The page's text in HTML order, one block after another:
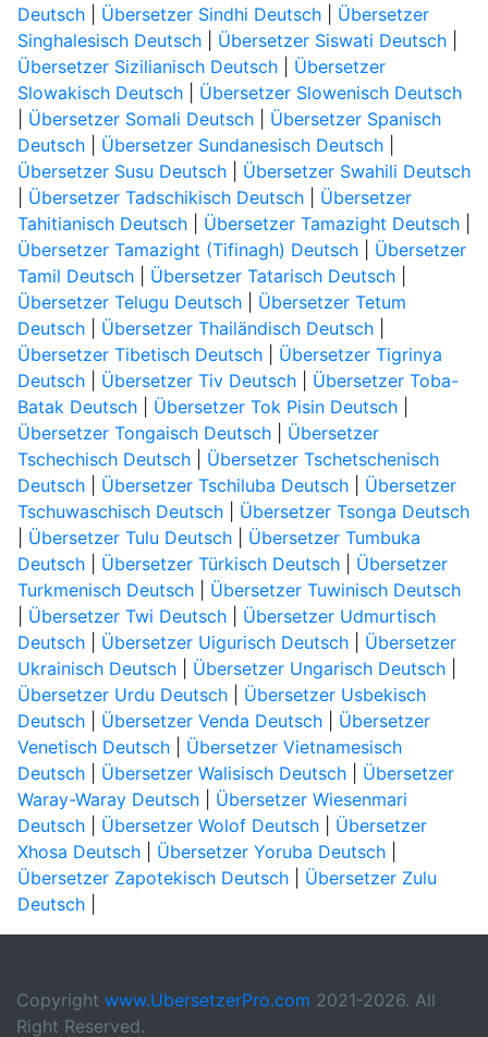
Deutsch| Übersetzer Sindhi Deutsch| Übersetzer
Singhalesisch Deutsch| Übersetzer Siswati Deutsch|
Übersetzer Sizilianisch Deutsch| Übersetzer
Slowakisch Deutsch| Übersetzer Slowenisch Deutsch
Übersetzer Somali Deutsch| Übersetzer Spanisch
Deutsch| Übersetzer Sundanesisch Deutsch|
Übersetzer Susu Deutsch| Übersetzer Swahili Deutsch
Übersetzer Tadschikisch Deutsch| Übersetzer
Tahitianisch Deutsch| Übersetzer Tamazight Deutsch|
Übersetzer Tamazight (Tifinagh) Deutsch| Übersetzer
Tamil Deutsch| Übersetzer Tatarisch Deutsch|
Übersetzer Telugu Deutsch| Übersetzer Tetum
Deutsch| Übersetzer Thailändisch Deutsch|
Übersetzer Tibetisch Deutsch| Übersetzer Tigrinya
Deutsch| Übersetzer Tiv Deutsch| Übersetzer Toba-
Batak Deutsch| Übersetzer Tok Pisin Deutsch|
Übersetzer Tongaisch Deutsch| Übersetzer
Tschechisch Deutsch| Übersetzer Tschetschenisch
Deutsch| Übersetzer Tschiluba Deutsch| Übersetzer
Tschuwaschisch Deutsch| Übersetzer Tsonga Deutsch
Übersetzer Tulu Deutsch| Übersetzer Tumbuka
Deutsch| Übersetzer Türkisch Deutsch| Übersetzer
Turkmenisch Deutsch| Übersetzer Tuwinisch Deutsch
Übersetzer Twi Deutsch| Übersetzer Udmurtisch
Deutsch| Übersetzer Uigurisch Deutsch| Übersetzer
Ukrainisch Deutsch| Übersetzer Ungarisch Deutsch|
Übersetzer Urdu Deutsch| Übersetzer Usbekisch
Deutsch| Übersetzer Venda Deutsch| Übersetzer
Venetisch Deutsch| Übersetzer Vietnamesisch
Deutsch| Übersetzer Walisisch Deutsch| Übersetzer
Waray-Waray Deutsch| Übersetzer Wiesenmari
Deutsch| Übersetzer Wolof Deutsch| Übersetzer
Xhosa Deutsch| Übersetzer Yoruba Deutsch|
Übersetzer Zapotekisch Deutsch| Übersetzer Zulu
Deutsch|
Copyright www.UbersetzerPro.com 2021-2026. All
Right Reserved.